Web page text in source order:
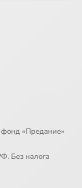
«Предание»
Без налога